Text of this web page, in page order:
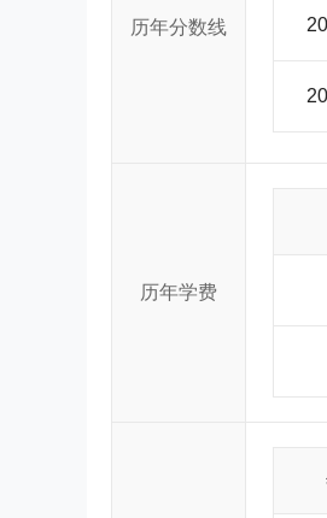
自治区“321人才工程”第一层次2人、
科，企业管理、统计学、
课题13项，自治区社科规
人才培养模式改革，积极
《EBSCO》等数据库。
历年分数线
历年学费